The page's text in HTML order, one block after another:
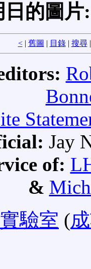
日的圖
<| 舊圖 | 目錄| 搜尋
Jay
of:
&
驗室 (